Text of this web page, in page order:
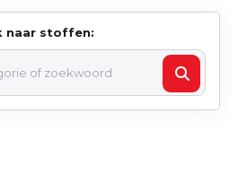
naar stoffen: